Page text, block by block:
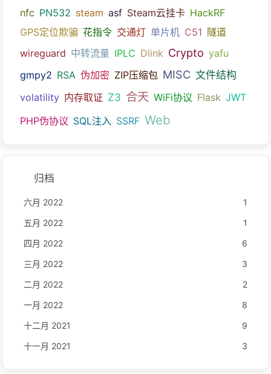
nfc PN532 steam asf Steam云挂卡 HackRF
GPS定位欺骗 花指令 交通灯 单片机 C51 隧道
wireguard 中转流量 IPLC Dlink Crypto yafu
gmpy2 RSA 伪加密 ZIP压缩包 MISC 文件结构
volatility 内存取证 Z3 合天 WiFi协议 Flask JWT
PHP伪协议 SQL注入 SSRF Web
归档
六月 2022
1
五月 2022
1
四月 2022
6
三月 2022
3
二月 2022
2
一月 2022
8
十二月 2021
9
十一月 2021
3